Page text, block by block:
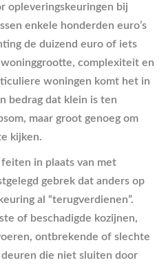
opleveringskeuringen bij
enkele honderden euro’s
de duizend euro of iets
complexiteit en
woningen komt het in
bedrag dat klein is ten
maar groot genoeg om
kijken.
in plaats van met
gebrek dat anders op
al “terugverdienen”.
of beschadigde kozijnen,
ontbrekende of slechte
die niet sluiten door